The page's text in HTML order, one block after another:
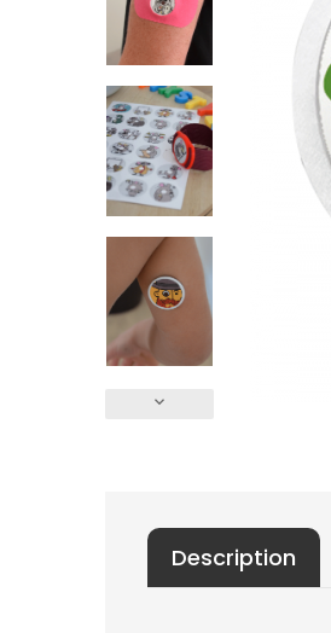
keyboard_arrow_down
Description